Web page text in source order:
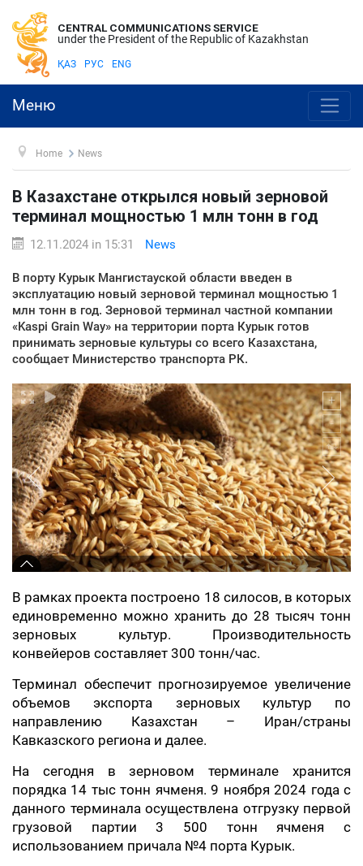
CENTRAL COMMUNICATIONS SERVICE
under the President of the Republic of Kazakhstan
ҚАЗ РУС ENG
Меню
Home News
В Казахстане открылся новый зерновой
терминал мощностью 1 млн тонн в год
12.11.2024 in 15:31 News
В порту Курык Мангистауской области введен в
эксплуатацию новый зерновой терминал мощностью 1
млн тонн в год. Зерновой терминал частной компании
«Kaspi Grain Way» на территории порта Курык готов
принимать зерновые культуры со всего Казахстана,
сообщает Министерство транспорта РК.
В рамках проекта построено 18 силосов, в которых
единовременно можно хранить до 28 тысяч тонн
зерновых культур. Производительность
конвейеров составляет 300 тонн/час.
Терминал обеспечит прогнозируемое увеличение
объемов экспорта зерновых культур по
направлению Казахстан – Иран/страны
Кавказского региона и далее.
На сегодня в зерновом терминале хранится
порядка 14 тыс тонн ячменя. 9 ноября 2024 года с
данного терминала осуществлена отгрузку первой
грузовой партии 3 500 тонн ячменя с
использованием причала №4 порта Курык.